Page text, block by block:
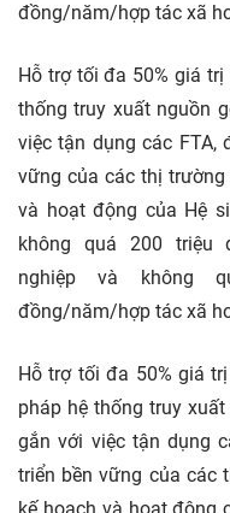
đồng/năm/hợp tác xã
Hỗ trợ tối đa 50% giá
thống truy xuất nguồn
việc tận dụng các FTA,
vững của các thị trường
và hoạt động của Hệ
không quá 200 triệu
nghiệp và không
đồng/năm/hợp tác xã
Hỗ trợ tối đa 50% giá
pháp hệ thống truy
gắn với việc tận dụng
triển bền vững của các